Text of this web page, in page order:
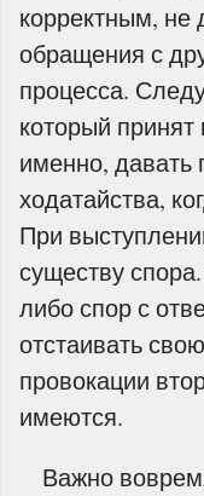
корректным, не
обращения с
процесса.
который
именно, давать
ходатайства,
При
существу
либо спор с
отстаивать
провокации
имеются.
Важно